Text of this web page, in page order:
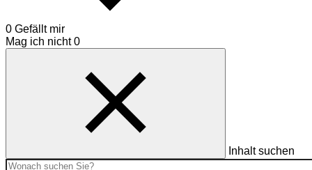
0 Gefällt mir
Mag ich nicht 0
Inhalt suchen